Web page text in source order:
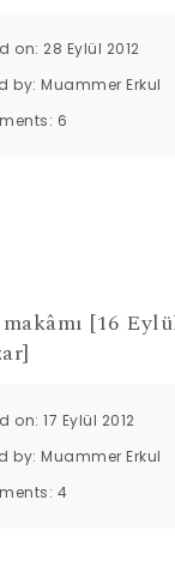
on: 28 Eylül 2012
by:Muammer Erkul
6
[16
on: 17 Eylül 2012
by:Muammer Erkul
4